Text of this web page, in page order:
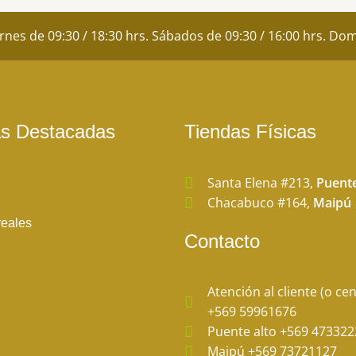
de 09:30 / 18:30 hrs. Sábados de 09:30 / 16:00 hrs.
Destacadas Tiendas Físicas
Santa Elena #213,
Chacabuco #164, Maipú
Contacto
Atención al cliente (o
+569 59961676
Puente alto +569
Maipú +569 73721127